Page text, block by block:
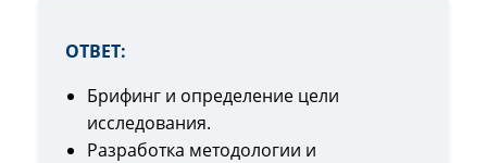
ОТВЕТ:
Брифинг и определение цели
исследования.
Разработка методологии и